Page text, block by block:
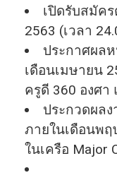
เปิดรับสมัค
2563 (เวลา
ประกาศผล
เดือนเมษายน
ครูดี 360 องศา
ประกวดผล
ภายในเดือนพ
ในเครือ Major